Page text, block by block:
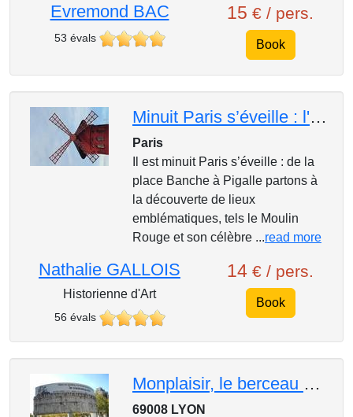
Evremond BAC
53 évals
15 € / pers.
Book
Minuit Paris s’éveille : l'histoire du Music-Hall
Paris
Il est minuit Paris s’éveille : de la
place Banche à Pigalle partons à
la découverte de lieux
emblématiques, tels le Moulin
Rouge et son célèbre ...read more
Nathalie GALLOIS
Historienne d'Art
56 évals
14 € / pers.
Book
Monplaisir, le berceau des innovations
69008 LYON